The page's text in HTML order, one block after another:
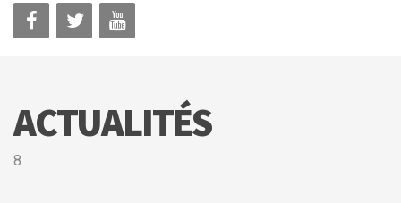
ACTUALITÉS
8